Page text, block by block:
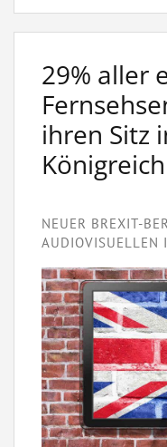
29% aller
ihren Sitz
Königreich
NEUER BREXIT-
AUDIOVISUELLEN